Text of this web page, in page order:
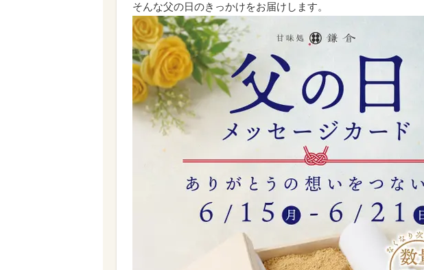
そんな父の日のきっかけをお届けします。